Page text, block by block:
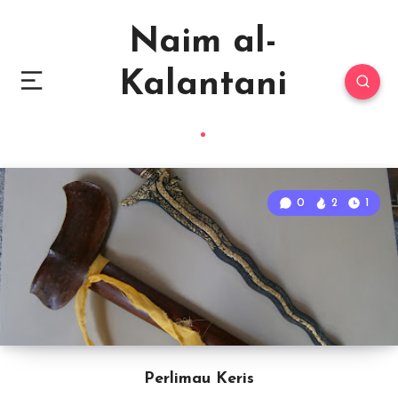
Naim al-
Kalantani
Perlimau Keris
0 2 1